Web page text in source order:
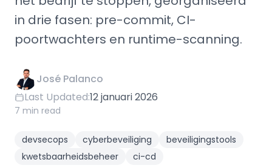
in drie fasen: pre-commit, CI-
poortwachters en runtime-scanning.
José Palanco
Last Updated:12 januari 2026
7 min read
devsecops cyberbeveiliging
beveiligingstools
kwetsbaarheidsbeheer
ci-cd